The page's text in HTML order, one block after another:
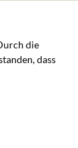
die
dass